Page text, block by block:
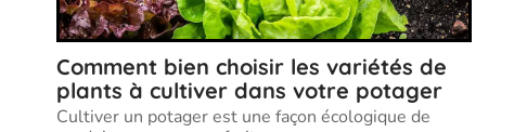
Comment bien choisir les variétés de
plants à cultiver dans votre potager
Cultiver un potager est une façon écologique de